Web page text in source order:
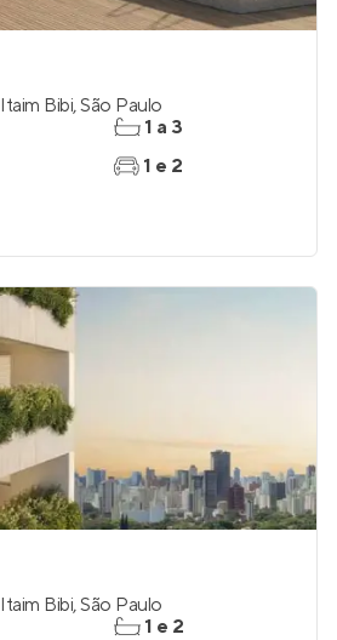
Itaim Bibi,São Paulo
1 a 3
1 e 2
Itaim Bibi,São Paulo
1 e 2